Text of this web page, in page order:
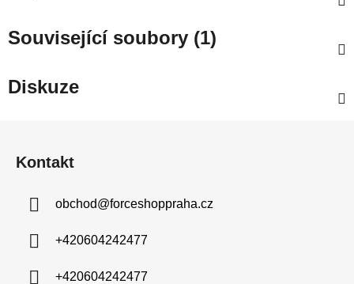
Související soubory (1)
Diskuze
Kontakt
obchod@forceshoppraha.cz
+420604242477
+420604242477